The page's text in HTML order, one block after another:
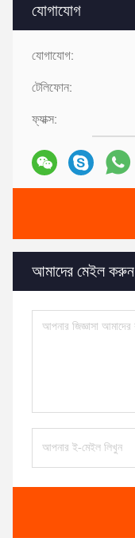
যোগাযোগ
যোগাযোগ:
টেলিফোন:
ফ্যাক্স:
আমাদের মেইল ​​করুন